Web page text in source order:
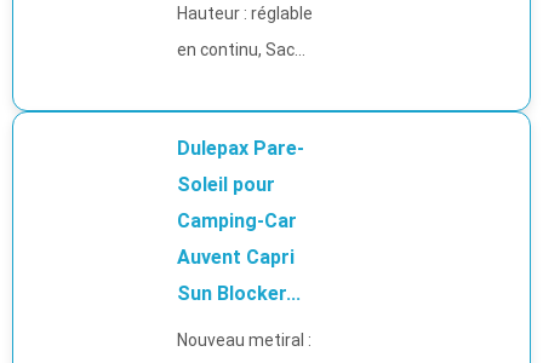
Hauteur : réglable
en continu, Sac...
Dulepax Pare-
Soleil pour
Camping-Car
Auvent Capri
Sun Blocker...
Nouveau metiral :